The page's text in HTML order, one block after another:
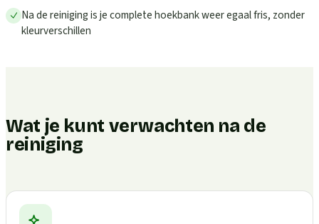
Na de reiniging is je complete hoekbank weer egaal fris, zonder
kleurverschillen
Wat je kunt verwachten na de
reiniging